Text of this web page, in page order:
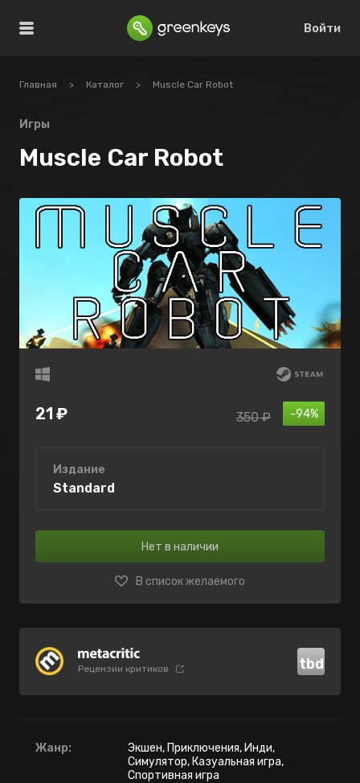
Войти
Главная > Каталог > Muscle Car Robot
Игры
Muscle Car Robot
21 ₽ -94%
350 ₽
Издание
Standard
Нет в наличии
В список желаемого
Рецензии критиков tbd
Жанр:
Экшен, Приключения, Инди,
Симулятор, Казуальная игра,
Спортивная игра